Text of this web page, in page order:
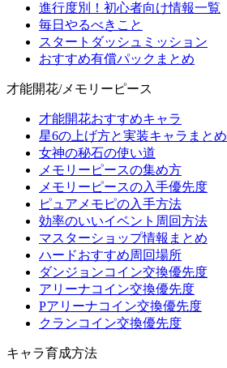
進行度別！初心者向け情報一覧
毎日やるべきこと
スタートダッシュミッション
おすすめ有償パックまとめ
才能開花/メモリーピース
才能開花おすすめキャラ
星6の上げ方と実装キャラまとめ
女神の秘石の使い道
メモリーピースの集め方
メモリーピースの入手優先度
ピュアメモピの入手方法
効率のいいイベント周回方法
マスターショップ情報まとめ
ハードおすすめ周回場所
ダンジョンコイン交換優先度
アリーナコイン交換優先度
Pアリーナコイン交換優先度
クランコイン交換優先度
キャラ育成方法